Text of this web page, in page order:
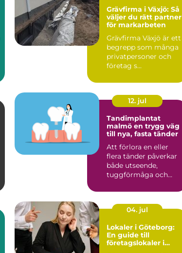
Grävfirma i Växjö: Så
väljer du rätt partner
för markarbeten
Grävfirma Växjö är ett
begrepp som många
privatpersoner och
företag s...
12. jul
Tandimplantat
malmö en trygg väg
till nya, fasta tänder
Att förlora en eller
flera tänder påverkar
både utseende,
tuggförmåga och
drar si...
04. jul
Lokaler i Göteborg:
En guide till
företagslokaler i